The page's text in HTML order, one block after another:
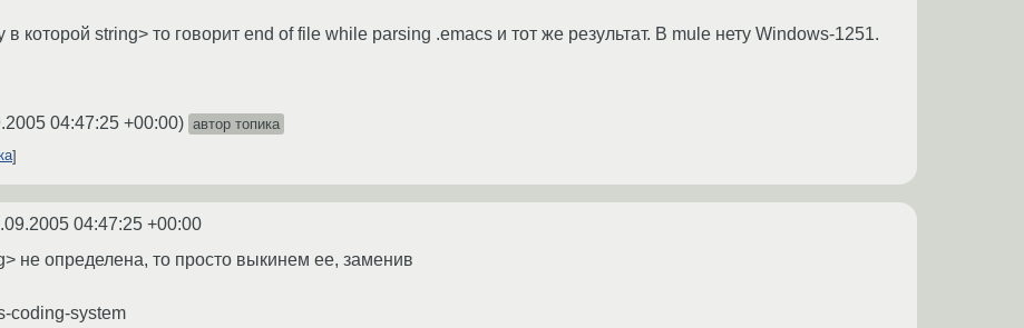
в которой string> то говорит end of file while parsing .emacs и тот же результат. В mule нету Windows-1251.
04:47:25 +00:00) автор топика
04:47:25 +00:00
не определена, то просто выкинем ее, заменив
coding-system